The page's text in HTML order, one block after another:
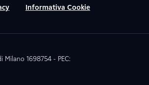
Informativa Cookie
Milano 1698754 - PEC: